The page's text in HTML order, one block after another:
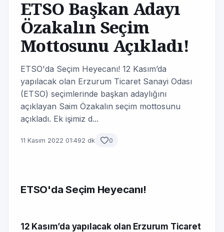
ETSO Başkan Adayı
Özakalın Seçim
Mottosunu Açıkladı!
ETSO'da Seçim Heyecanı! 12 Kasım’da
yapılacak olan Erzurum Ticaret Sanayi Odası
(ETSO) seçimlerinde başkan adaylığını
açıklayan Saim Özakalın seçim mottosunu
açıkladı. Ek işimiz d...
11 Kasım 2022 01:492 dk 0
ETSO'da Seçim Heyecanı!
12 Kasım’da yapılacak olan Erzurum Ticaret